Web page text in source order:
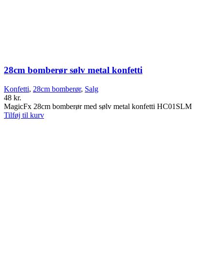
28cm bomberør sølv metal konfetti
Konfetti, 28cm bomberør, Salg
48 kr.
MagicFx 28cm bomberør med sølv metal konfetti HC01SLM
Tilføj til kurv